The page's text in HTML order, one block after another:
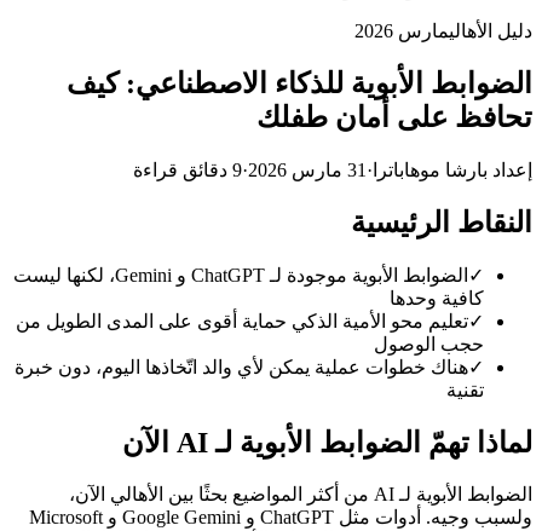
دليل الأهاليمارس 2026
الضوابط الأبوية للذكاء الاصطناعي: كيف
تحافظ على أمان طفلك
إعداد بارشا موهاباترا · 31 مارس 2026 ·9 دقائق قراءة
النقاط الرئيسية
✓
الضوابط الأبوية موجودة لـ ChatGPT و Gemini، لكنها ليست
كافية وحدها
✓تعليم محو الأمية الذكي حماية أقوى على المدى الطويل من
حجب الوصول
✓هناك خطوات عملية يمكن لأي والد اتّخاذها اليوم، دون خبرة
تقنية
لماذا تهمّ الضوابط الأبوية لـ AI الآن
الضوابط الأبوية لـ AI من أكثر المواضيع بحثًا بين الأهالي الآن،
ولسبب وجيه. أدوات مثل ChatGPT و Google Gemini و Microsoft